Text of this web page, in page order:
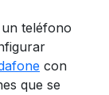
un teléfono
con
que se